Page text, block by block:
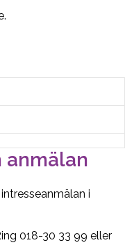
anmälan
i
018-30 33 99 eller